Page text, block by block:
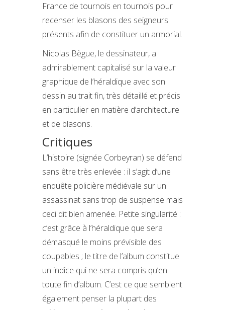
France de tournois en tournois pour
recenser les blasons des seigneurs
présents afin de constituer un armorial.
Nicolas Bègue, le dessinateur, a
admirablement capitalisé sur la valeur
graphique de l’héraldique avec son
dessin au trait fin, très détaillé et précis
en particulier en matière d’architecture
et de blasons.
Critiques
L’histoire (signée Corbeyran) se défend
sans être très enlevée : il s’agit d’une
enquête policière médiévale sur un
assassinat sans trop de suspense mais
ceci dit bien amenée. Petite singularité :
c’est grâce à l’héraldique que sera
démasqué le moins prévisible des
coupables ; le titre de l’album constitue
un indice qui ne sera compris qu’en
toute fin d’album. C’est ce que semblent
également penser la plupart des